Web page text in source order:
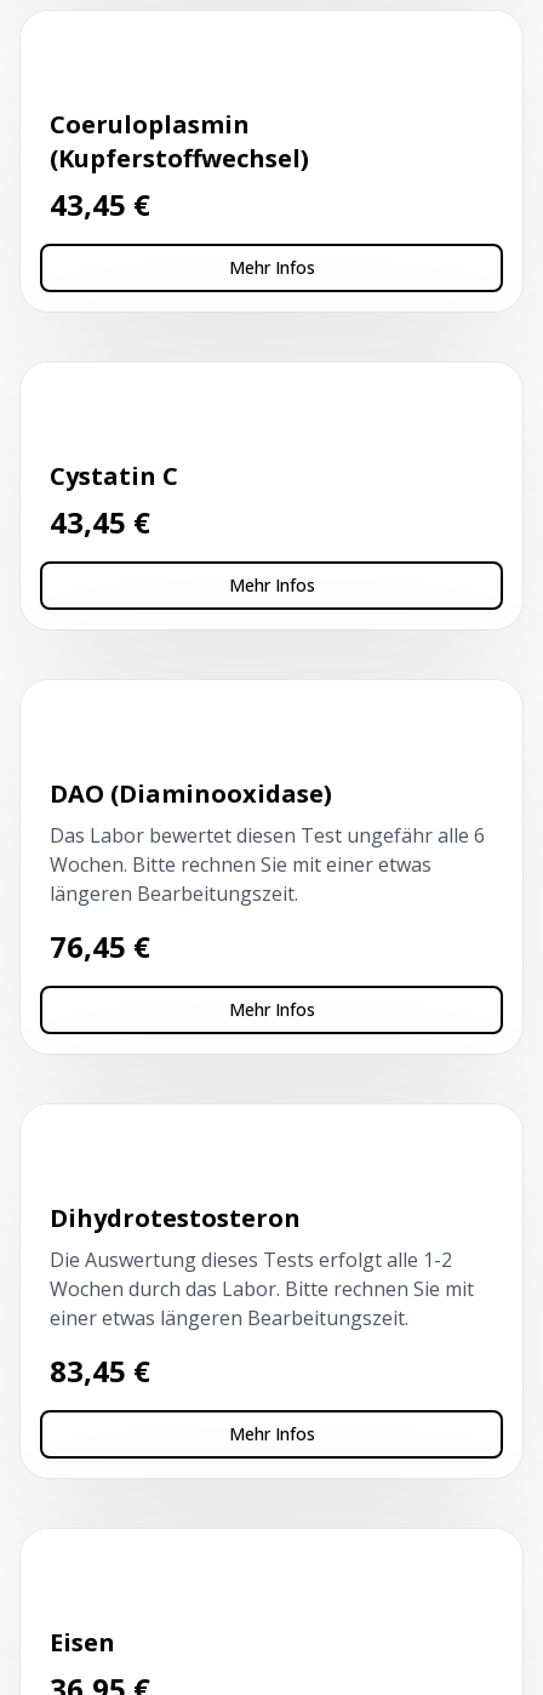
Coeruloplasmin
(Kupferstoffwechsel)
43,45 €
Mehr Infos
Cystatin C
43,45 €
Mehr Infos
DAO (Diaminooxidase)
Das Labor bewertet diesen Test ungefähr alle 6
Wochen. Bitte rechnen Sie mit einer etwas
längeren Bearbeitungszeit.
76,45 €
Mehr Infos
Dihydrotestosteron
Die Auswertung dieses Tests erfolgt alle 1-2
Wochen durch das Labor. Bitte rechnen Sie mit
einer etwas längeren Bearbeitungszeit.
83,45 €
Mehr Infos
Eisen